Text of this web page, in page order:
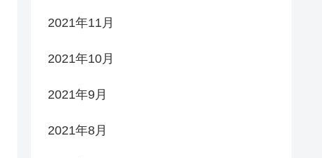
2021年11月
2021年10月
2021年9月
2021年8月